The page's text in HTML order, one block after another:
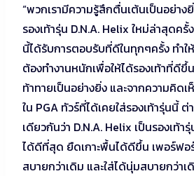
“พวกเรามีความรู้สึกตื่นเต้นเป็นอย่าง
รองเท้ารุ่น D.N.A. Helix ใหม่ล่าสุดครั้
นี้ได้รับการตอบรับที่ดีในทุกๆครั้ง ทำ
ต้องทำงานหนักเพื่อให้ได้รองเท้าที่ดีขึ้
ท้าทายเป็นอย่างยิ่ง และจากความคิดเ
ใน PGA ทัวร์ที่ได้เคยใส่รองเท้ารุ่นนี้
เดียวกันว่า D.N.A. Helix เป็นรองเท้
ได้ดีที่สุด ยืดเกาะพื้นได้ดีขึ้น เพอร์ฟอ
สบายกว่าเดิม และใส่ได้นุ่มสบายกว่า